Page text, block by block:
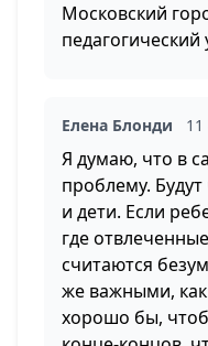
Московский
педагогический
Елена Блонди
Я думаю, что в
проблему.
и дети. Если
где
считаются
же важными,
хорошо бы,